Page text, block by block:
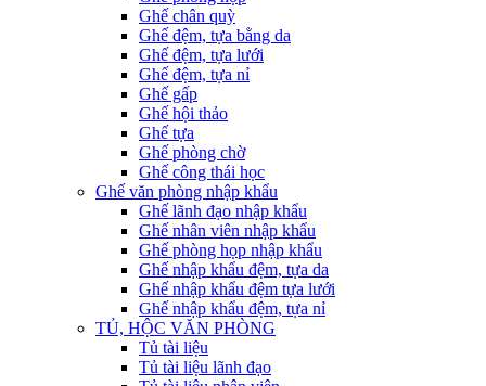
Ghế chân quỳ
Ghế đệm, tựa bằng da
Ghế đệm, tựa lưới
Ghế đệm, tựa nỉ
Ghế gấp
Ghế hội thảo
Ghế tựa
Ghế phòng chờ
Ghế công thái học
Ghế văn phòng nhập khẩu
Ghế lãnh đạo nhập khẩu
Ghế nhân viên nhập khẩu
Ghế phòng họp nhập khẩu
Ghế nhập khẩu đệm, tựa da
Ghế nhập khẩu đệm tựa lưới
Ghế nhập khẩu đệm, tựa nỉ
TỦ, HỘC VĂN PHÒNG
Tủ tài liệu
Tủ tài liệu lãnh đạo